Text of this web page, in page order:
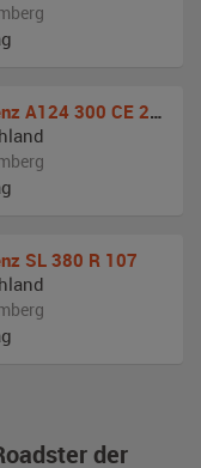
der
A124 300 CE 24V Cabrio
SL 380 R 107